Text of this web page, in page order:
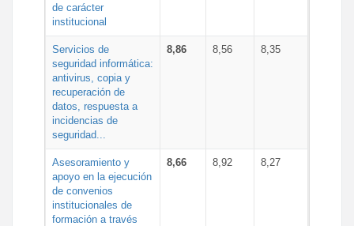
de carácter
institucional
Servicios de
seguridad informática:
antivirus, copia y
recuperación de
datos, respuesta a
incidencias de
seguridad...
8,86 8,56 8,35
Asesoramiento y
apoyo en la ejecución
de convenios
institucionales de
formación a través
8,66 8,92 8,27